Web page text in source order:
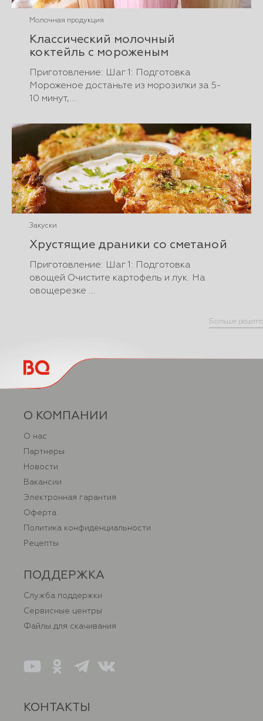
Молочная продукция
Классический молочный
коктейль с мороженым
Приготовление: Шаг 1: Подготовка
Мороженое достаньте из морозилки за 5-
10 минут,...
Закуски
Хрустящие драники со сметаной
Приготовление: Шаг 1: Подготовка
овощей Очистите картофель и лук. На
овощерезке ...
Больше
О КОМПАНИИ
О нас
Партнеры
Новости
Вакансии
Электронная гарантия
Оферта
Политика конфиденциальности
Рецепты
ПОДДЕРЖКА
Служба поддержки
Сервисные центры
Файлы для скачивания
КОНТАКТЫ